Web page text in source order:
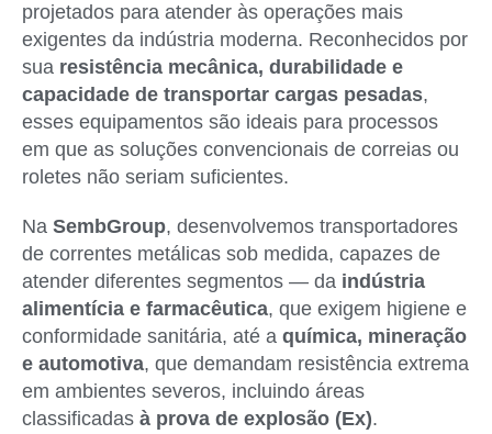
projetados para atender às operações mais
exigentes da indústria moderna. Reconhecidos por
sua resistência mecânica, durabilidade e
capacidade de transportar cargas pesadas,
esses equipamentos são ideais para processos
em que as soluções convencionais de correias ou
roletes não seriam suficientes.
Na SembGroup, desenvolvemos transportadores
de correntes metálicas sob medida, capazes de
atender diferentes segmentos — da indústria
alimentícia e farmacêutica, que exigem higiene e
conformidade sanitária, até a química, mineração
e automotiva, que demandam resistência extrema
em ambientes severos, incluindo áreas
classificadas à prova de explosão (Ex).